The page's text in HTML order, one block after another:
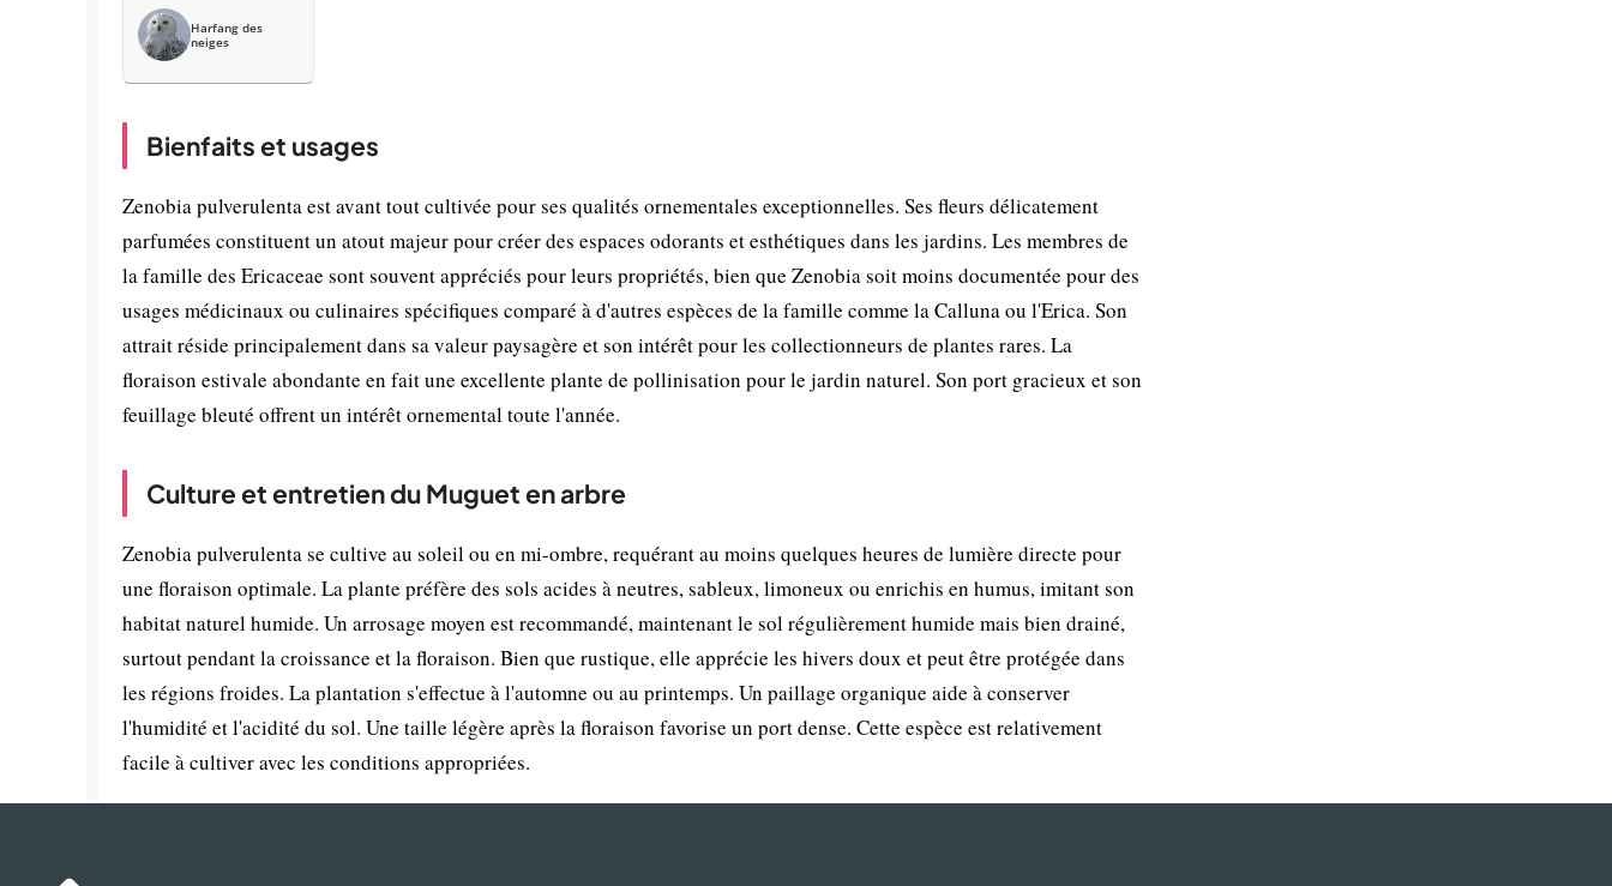
Harfang des
neiges
Bienfaits et usages
Zenobia pulverulenta est avant tout cultivée pour ses qualités ornementales exceptionnelles. Ses fleurs délicatement
parfumées constituent un atout majeur pour créer des espaces odorants et esthétiques dans les jardins. Les membres de
la famille des Ericaceae sont souvent appréciés pour leurs propriétés, bien que Zenobia soit moins documentée pour des
usages médicinaux ou culinaires spécifiques comparé à d'autres espèces de la famille comme la Calluna ou l'Erica. Son
attrait réside principalement dans sa valeur paysagère et son intérêt pour les collectionneurs de plantes rares. La
floraison estivale abondante en fait une excellente plante de pollinisation pour le jardin naturel. Son port gracieux et son
feuillage bleuté offrent un intérêt ornemental toute l'année.
Culture et entretien du Muguet en arbre
Zenobia pulverulenta se cultive au soleil ou en mi-ombre, requérant au moins quelques heures de lumière directe pour
une floraison optimale. La plante préfère des sols acides à neutres, sableux, limoneux ou enrichis en humus, imitant son
habitat naturel humide. Un arrosage moyen est recommandé, maintenant le sol régulièrement humide mais bien drainé,
surtout pendant la croissance et la floraison. Bien que rustique, elle apprécie les hivers doux et peut être protégée dans
les régions froides. La plantation s'effectue à l'automne ou au printemps. Un paillage organique aide à conserver
l'humidité et l'acidité du sol. Une taille légère après la floraison favorise un port dense. Cette espèce est relativement
facile à cultiver avec les conditions appropriées.